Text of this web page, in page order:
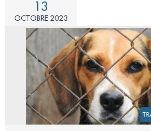
13
OCTOBRE 2023